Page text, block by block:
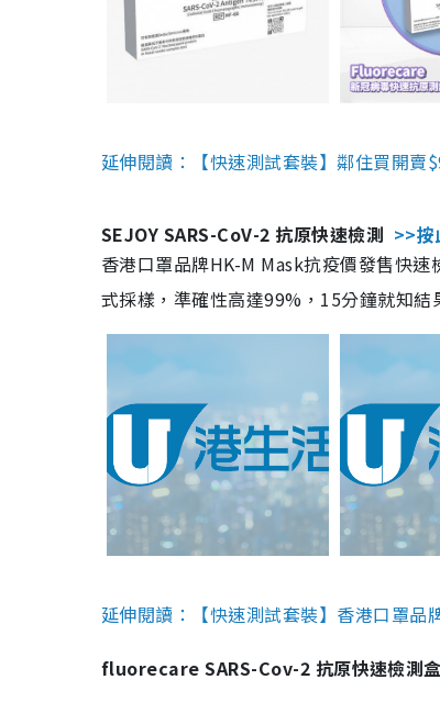
延伸閱讀：【快速測試套裝】鄰住買開
SEJOY SARS-CoV-2 抗原快速檢測 >>按
香港口罩品牌HK-M Mask抗疫價發售快
式採樣，準確性高達99%，15分鐘就知
延伸閱讀：【快速測試套裝】香港口罩
fluorecare SARS-Cov-2 抗原快速檢測盒